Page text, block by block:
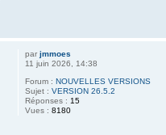
parjmmoes
11 juin 2026, 14:38
Forum :NOUVELLES VERSIONS
Sujet :VERSION 26.5.2
Réponses : 15
Vues :8180